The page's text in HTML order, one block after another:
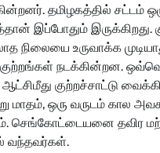
தமிழகத்தில் சட்டம்
இப்போதும் இருக்கிறது.
நிலையை உருவாக்க
குற்றங்கள் நடக்கின்றன.
குற்றச்சாட்டு
மாதம், ஒரு வருடம் கால
செங்கோட்டையனை தவிர
வந்தவர்கள்.